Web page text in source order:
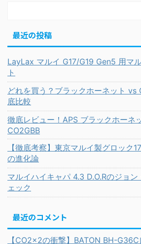
最近の投稿
LayLax マルイ G17/G19 Gen5 用マ
ト
どれを買う？ブラックホーネット vs
底比較
徹底レビュー！APS ブラックホー
CO2GBB
【徹底考察】東京マルイ製グロック
の進化論
マルイハイキャパ 4.3 D.O.Rのジョ
ェック
最近のコメント
【CO2×2の衝撃】BATON BH-